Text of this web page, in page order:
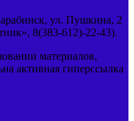
ул. Пушкина, 2
8(383-612)-22-43).
материалов,
активная гиперссылка